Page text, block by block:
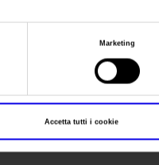
Marketing
Accetta tutti i cookie